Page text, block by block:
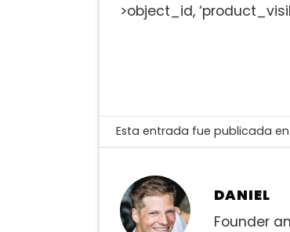
>object_id,
Esta entrada fue publicada
DANIEL
Founder